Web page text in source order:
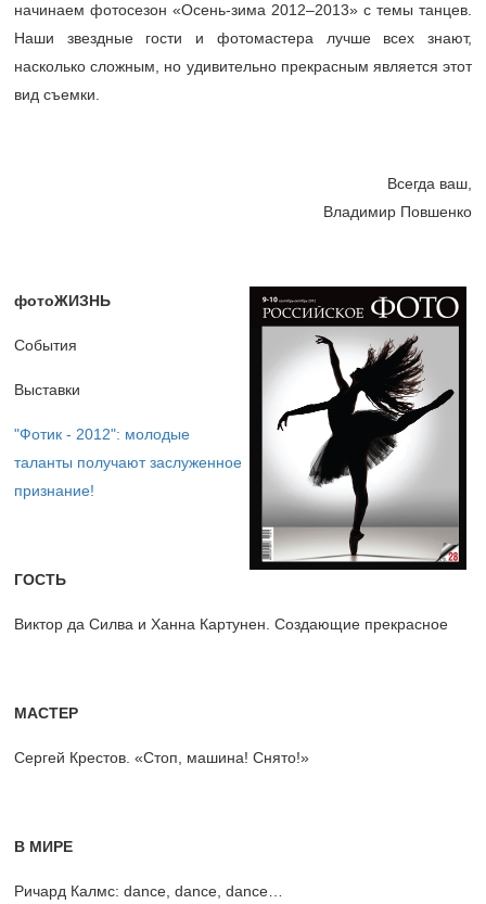
начинаем фотосезон «Осень-зима 2012–2013» с темы танцев.
Наши звездные гости и фотомастера лучше всех знают,
насколько сложным, но удивительно прекрасным является этот
вид съемки.
Всегда ваш,
Владимир Повшенко
фотоЖИЗНЬ
События
Выставки
"Фотик - 2012": молодые
таланты получают заслуженное
признание!
ГОСТЬ
Виктор да Силва и Ханна Картунен. Создающие прекрасное
МАСТЕР
Сергей Крестов. «Стоп, машина! Снято!»
В МИРЕ
Ричард Калмс: dance, dance, dance…